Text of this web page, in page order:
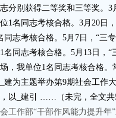
志分别获得二等奖和三等奖。
1名同志考核合格。3月20日
同志考核合格。5月7日，“三
名同志考核合格。5月13日，
，我单位1名同志考核合格
建为主题举办第9期社会工作
以_建引 ……（未完，全文共
工作部“干部作风能力提升年”